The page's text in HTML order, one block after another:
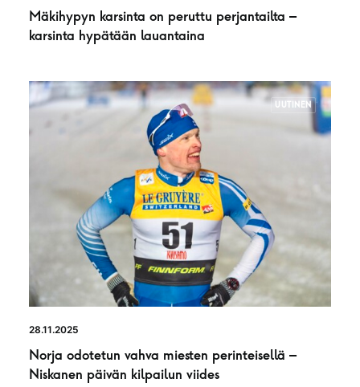
Mäkihypyn karsinta on peruttu perjantailta –
karsinta hypätään lauantaina
UUTINEN
28.11.2025
Norja odotetun vahva miesten perinteisellä –
Niskanen päivän kilpailun viides